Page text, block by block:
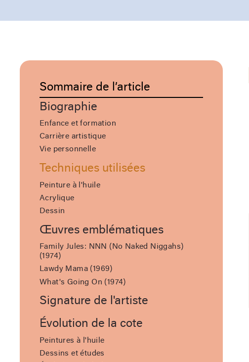
Sommaire de l’article
Biographie
Enfance et formation
Carrière artistique
Vie personnelle
Techniques utilisées
Peinture à l'huile
Acrylique
Dessin
Œuvres emblématiques
Family Jules: NNN (No Naked Niggahs)
(1974)
Lawdy Mama (1969)
What's Going On (1974)
Signature de l'artiste
Évolution de la cote
Peintures à l'huile
Dessins et études